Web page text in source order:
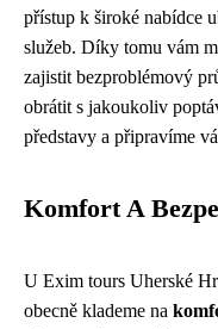
přístup k široké nabídce
služeb. Díky tomu vám
zajistit bezproblémový
obrátit s jakoukoliv
představy a připravíme
Komfort A
U Exim tours Uherské
obecně klademe na